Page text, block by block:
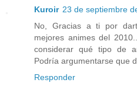
Kuroir 23 de septiembre
No, Gracias a ti por
mejores animes del
considerar qué tipo de
Podría argumentarse que
Responder